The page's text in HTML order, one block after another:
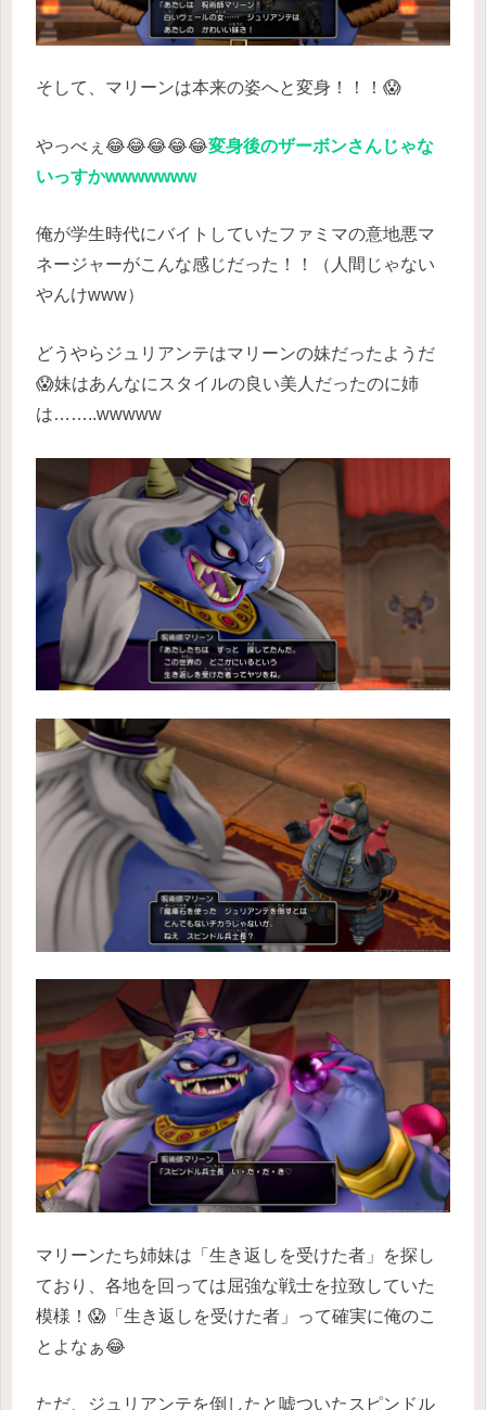
そして、マリーンは本来の姿へと変身！！！😱
やっべぇ😂😂😂😂😂変身後のザーボンさんじゃな
いっすかwwwwwww
俺が学生時代にバイトしていたファミマの意地悪マ
ネージャーがこんな感じだった！！（人間じゃない
やんけwww）
どうやらジュリアンテはマリーンの妹だったようだ
😱妹はあんなにスタイルの良い美人だったのに姉
は……..wwwww
マリーンたち姉妹は「生き返しを受けた者」を探し
ており、各地を回っては屈強な戦士を拉致していた
模様！😱「生き返しを受けた者」って確実に俺のこ
とよなぁ😂
ただ、ジュリアンテを倒したと嘘ついたスピンドル